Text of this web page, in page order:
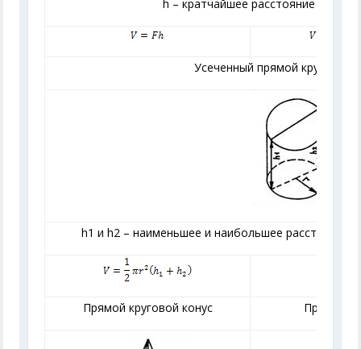
h – кратчайшее расстояние между
Усеченный прямой круговой
h1 и h2 – наименьшее и наибольшее расстояние
Прямой круговой конус Прямой